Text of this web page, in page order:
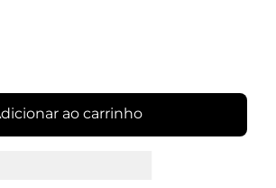
ao carrinho